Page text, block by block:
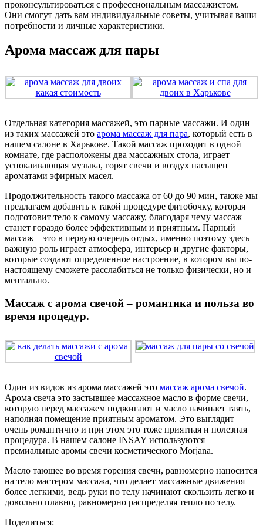
проконсультироваться с профессиональным массажистом.
Они смогут дать вам индивидуальные советы, учитывая ваши
потребности и личные характеристики.
Арома массаж для пары
Отдельная категория массажей, это парные массажи. И один
из таких массажей это арома массаж для пара, который есть в
нашем салоне в Харькове. Такой массаж проходит в одной
комнате, где расположены два массажных стола, играет
успокаивающая музыка, горят свечи и воздух насыщен
ароматами эфирных масел.
Продолжительность такого массажа от 60 до 90 мин, также мы
предлагаем добавить к такой процедуре фитобочку, которая
подготовит тело к самому массажу, благодаря чему массаж
станет гораздо более эффективным и приятным. Парный
массаж – это в первую очередь отдых, именно поэтому здесь
важную роль играет атмосфера, интерьер и другие факторы,
которые создают определенное настроение, в котором вы по-
настоящему сможете расслабиться не только физически, но и
ментально.
Массаж с арома свечой – романтика и польза во
время процедур.
Один из видов из арома массажей это массаж арома свечой.
Арома свеча это застывшее массажное масло в форме свечи,
которую перед массажем поджигают и масло начинает таять,
наполняя помещение приятным ароматом. Это выглядит
очень романтично и при этом это тоже приятная и полезная
процедура. В нашем салоне INSAY используются
премиальные аромы свечи косметического Morjana.
Масло тающее во время горения свечи, равномерно наносится
на тело мастером массажа, что делает массажные движения
более легкими, ведь руки по телу начинают скользить легко и
довольно плавно, равномерно распределяя тепло по телу.
Поделиться: